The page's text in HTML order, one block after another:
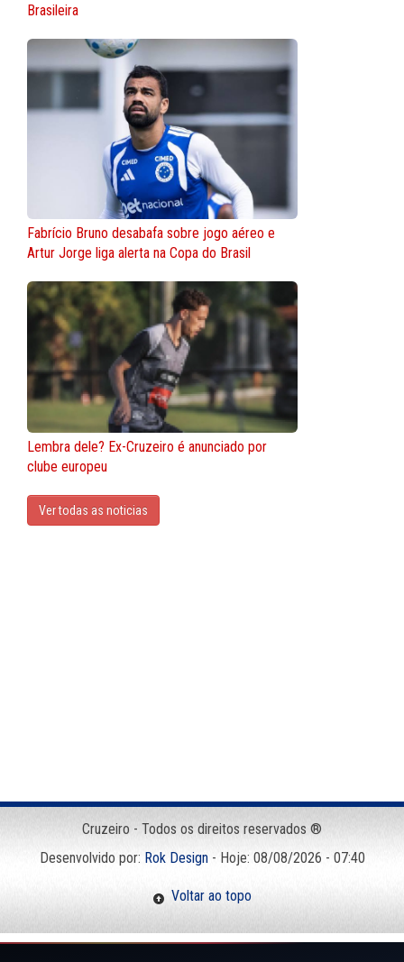
Brasileira
Fabrício Bruno desabafa sobre jogo aéreo e
Artur Jorge liga alerta na Copa do Brasil
Lembra dele? Ex-Cruzeiro é anunciado por
clube europeu
Ver todas as noticias
Cruzeiro - Todos os direitos reservados ®
Desenvolvido por: Rok Design- Hoje: 08/08/2026 - 07:40
Voltar ao topo